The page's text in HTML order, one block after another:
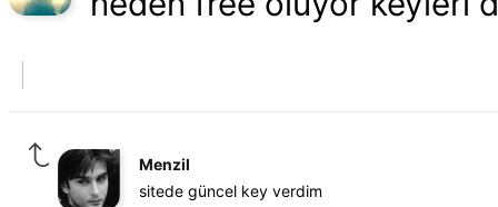
Menzil
sitede güncel key verdim